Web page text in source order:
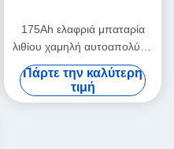
175Ah ελαφριά μπαταρία
λιθίου χαμηλή αυτοαπολύση
3.5V εξισορρόπηση
κυττάρων
Πάρτε την καλύτερη
τιμή